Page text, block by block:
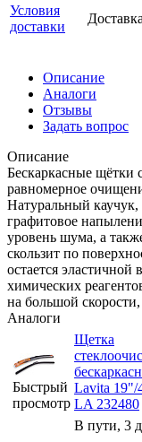
Условия
доставки
Описание
Аналоги
Отзывы
Задать вопрос
Описание
Бескаркасные щётки
равномерное
Натуральный
графитовое
уровень шума, а
скользит по
остается
химических
на большой
Аналоги
Быстрый
просмотр
Щетка
Lavita 19"/
LA 232480
В пути, 3